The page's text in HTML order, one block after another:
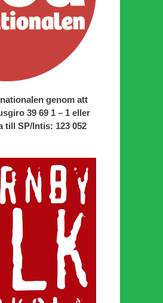
genom att
39 69 1 – 1 eller
till SP/Intis: 123 052